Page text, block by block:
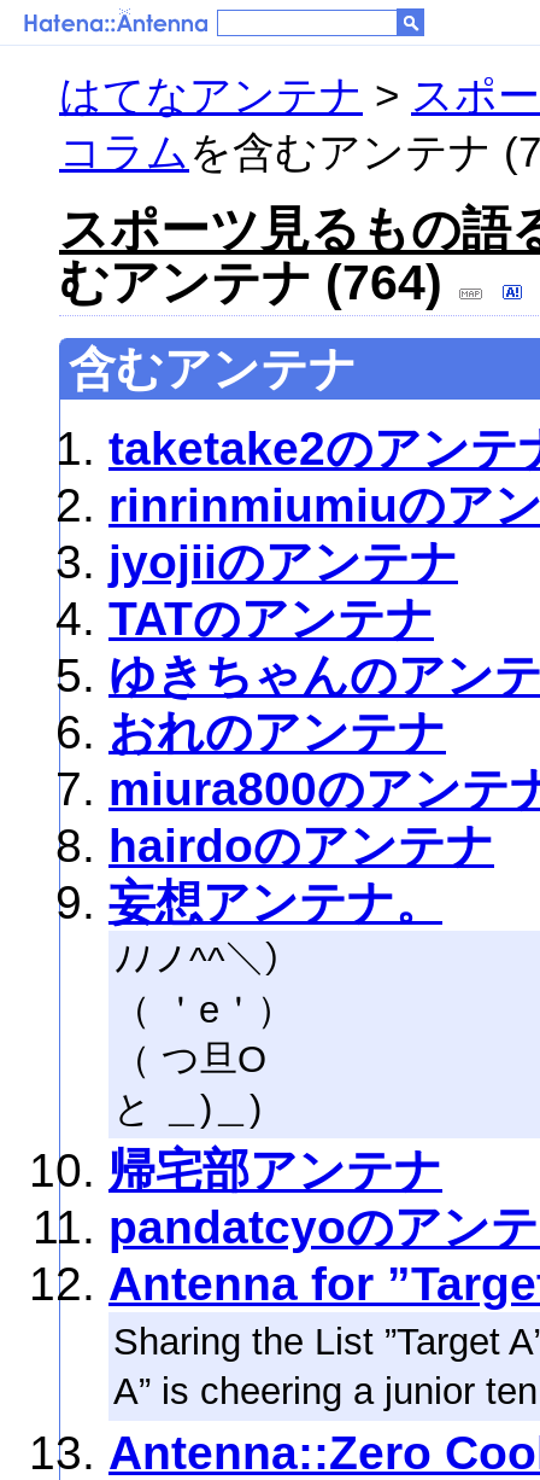
はてなアンテナ > スポ
コラム を含むアンテナ
スポーツ見るもの語
むアンテナ (764)
含むアンテナ
taketake2のアンテ
rinrinmiumiuのア
jyojiiのアンテナ
TATのアンテナ
ゆきちゃんのアン
おれのアンテナ
miura800のアンテ
hairdoのアンテナ
妄想アンテナ。
ﾉﾉノ^^＼）
（ ＇e＇）
（ つ旦O
と ＿)＿)
帰宅部アンテナ
pandatcyoのアン
Antenna for
Sharing the List ”Target
A” is cheering a junior
Antenna::Zero